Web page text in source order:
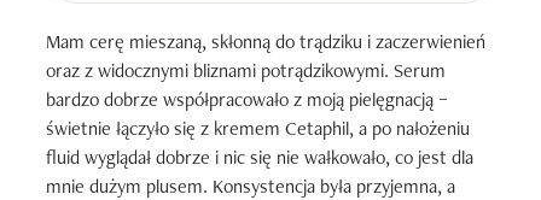
Mam cerę mieszaną, skłonną do trądziku i zaczerwienień
oraz z widocznymi bliznami potrądzikowymi. Serum
bardzo dobrze współpracowało z moją pielęgnacją –
świetnie łączyło się z kremem Cetaphil, a po nałożeniu
fluid wyglądał dobrze i nic się nie wałkowało, co jest dla
mnie dużym plusem. Konsystencja była przyjemna, a